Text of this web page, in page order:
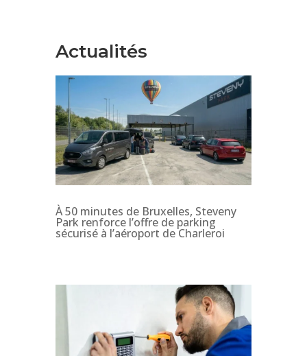
Actualités
À 50 minutes de Bruxelles, Steveny
Park renforce l’offre de parking
sécurisé à l’aéroport de Charleroi